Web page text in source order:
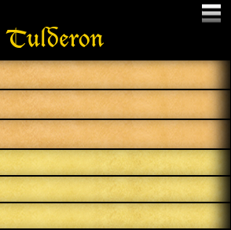
Tulderon